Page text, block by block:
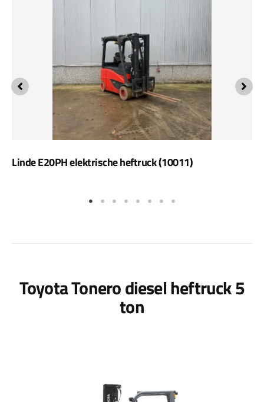
Linde E20PH elektrische heftruck (10011)
Toyota Tonero diesel heftruck 5
ton